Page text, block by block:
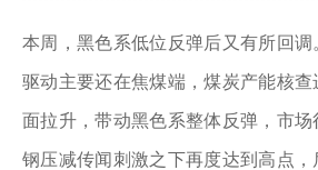
本周，黑色系低位反弹后又有所回
驱动主要还在焦煤端，煤炭产能核
面拉升，带动黑色系整体反弹，市场
钢压减传闻刺激之下再度达到高点